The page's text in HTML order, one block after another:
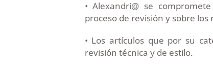
• Alexandri@ se
proceso de revisión y sobre
• Los artículos que por su
revisión técnica y de estilo.